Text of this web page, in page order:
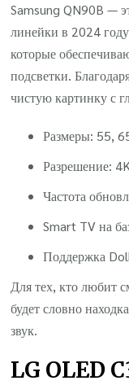
Samsung QN90B —
линейки в 2024
которые
подсветки.
чистую картинку с
Размеры: 55,
Разрешение:
Частота
Smart TV на
Поддержка
Для тех, кто любит
будет словно
звук.
LG OLED